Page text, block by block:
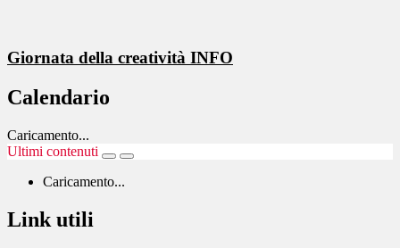
Giornata della creatività INFO
Calendario
Caricamento...
Ultimi contenuti
Caricamento...
Link utili